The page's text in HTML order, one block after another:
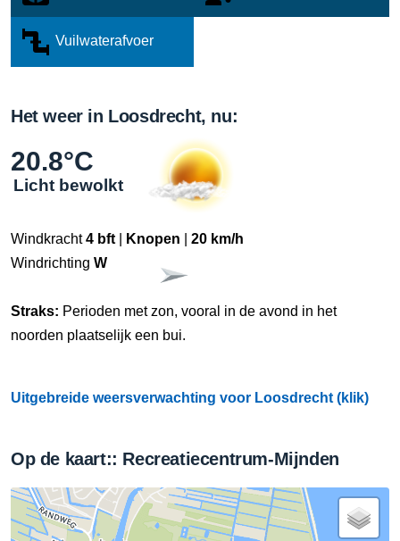
Vuilwaterafvoer
Het weer in Loosdrecht, nu:
20.8°C
Licht bewolkt
Windkracht4 bft Knopen
20 km/h
Windrichting W
Straks: Perioden met zon, vooral in de avond in het
noorden plaatselijk een bui.
Uitgebreide weersverwachting voor Loosdrecht (klik)
Op de kaart:: Recreatiecentrum-Mijnden